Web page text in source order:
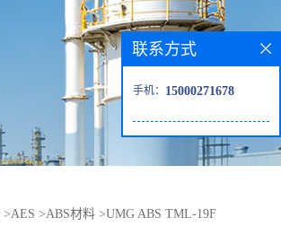
>AES >ABS材料 >UMG ABS TML-19F
联系方式
手机： 15000271678